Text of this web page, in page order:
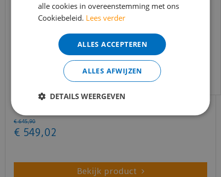
Trapleuning eik onbehandeld sleutelgat
€ 645,90
€ 549,02
Bekijk product
Bestelling worden uiteraard verwerkt
echter iets minder snel dan wat je van ons
gewend bent.
Voor vragen kan je ons bereiken via
info@merkvloerenwinkel.nl
alle cookies in overeenstemming met ons
Cookiebeleid. Lees verder
ALLES ACCEPTEREN
ALLES AFWIJZEN
DETAILS WEERGEVEN